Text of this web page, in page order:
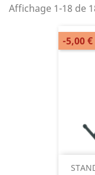
Affichage 1-18 de
-5,00 €